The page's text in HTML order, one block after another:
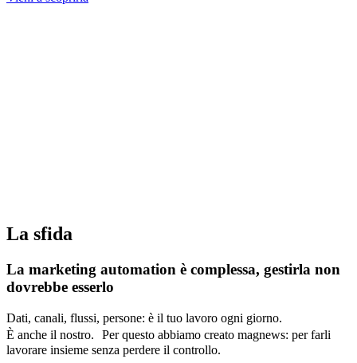
La sfida
La marketing automation è complessa, gestirla non
dovrebbe esserlo
Dati, canali, flussi, persone: è il tuo lavoro ogni giorno.
È anche il nostro. Per questo abbiamo creato magnews: per farli
lavorare insieme senza perdere il controllo.